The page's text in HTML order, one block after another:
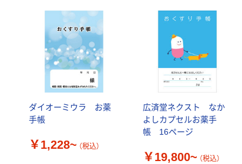
ダイオーミウラ お薬
手帳
￥1,228~ （税込）
広済堂ネクスト なか
よしカプセルお薬手
帳 16ページ
￥19,800~ （税込）